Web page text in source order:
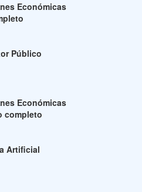
Económicas
Público
Económicas
completo
Artificial